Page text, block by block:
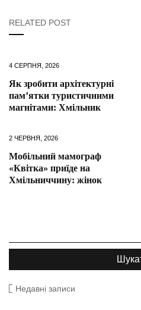
RELATED POST
4 СЕРПНЯ, 2026
Як зробити архітектурні
пам’ятки туристичними
магнітами: Хмільник
2 ЧЕРВНЯ, 2026
Мобільний мамограф
«Квітка» приїде на
Хмільниччину: жінок
Недавні записи